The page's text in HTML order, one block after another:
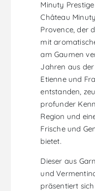
Minuty
Château
Provence, der
mit
am Gaumen
Jahren aus
Etienne und
entstanden,
profunder
Region und
Frische und
bietet.
Dieser aus
und
präsentiert